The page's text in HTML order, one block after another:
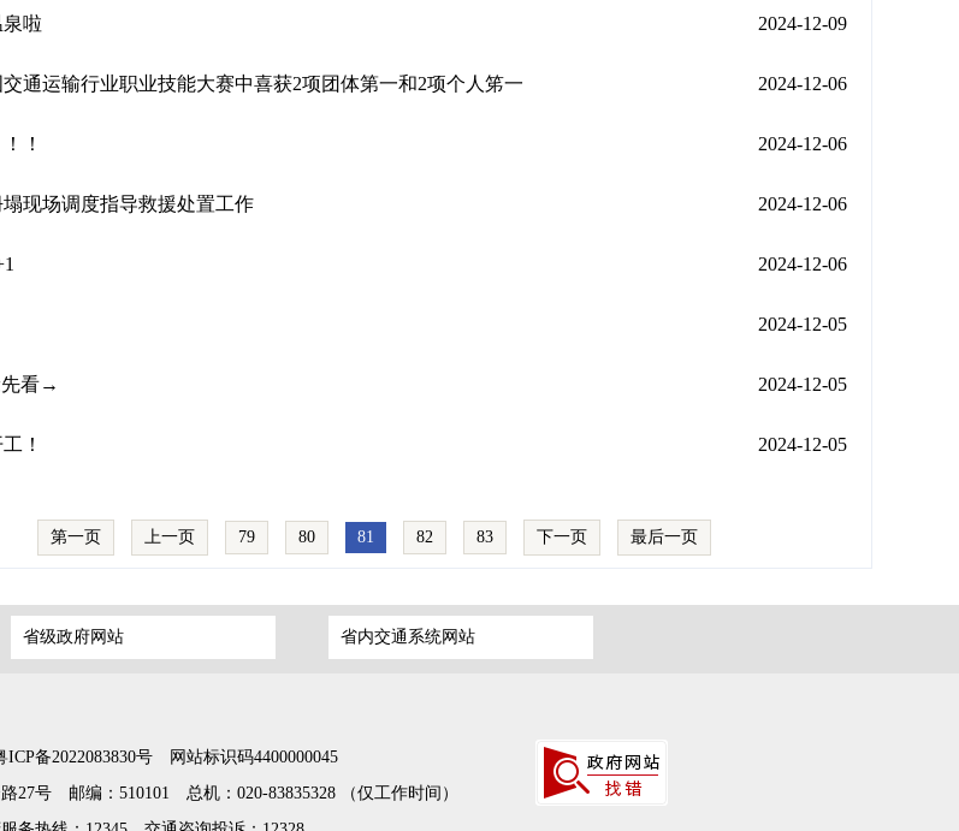
啦 2024-12-09
通运输行业职业技能大赛中喜获2项团体第一和2项个人笫一 2024-12-06
！ 2024-12-06
现场调度指导救援处置工作 2024-12-06
2024-12-06
2024-12-05
先看→ 2024-12-05
！ 2024-12-05
第一页 上一页 79 80 81 82 83 下一页 最后一页
省级政府网站 省内交通系统网站
ICP备2022083830号
网站标识码4400000045
27号 邮编：510101
总机：020-83835328 （仅工作时间）